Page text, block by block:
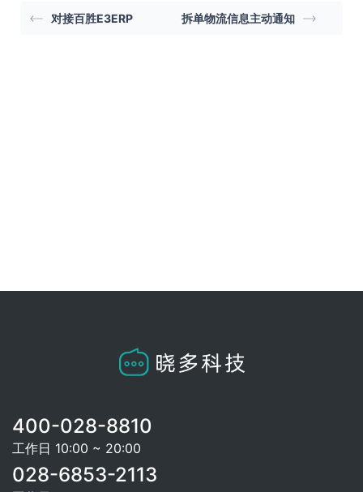
对接百胜E3ERP 拆单物流信息主动通知
400-028-8810
工作日 10:00 ~ 20:00
028-6853-2113